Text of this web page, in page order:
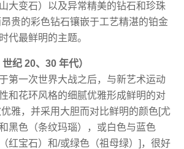
大变石）​​以及异常精美的钻石和珍珠
贵的彩色钻石镶嵌于工艺精湛的铂金
代最鲜明的主题。
纪 20、30 年代）
第一次世界大战之后，与新艺术运动
和花环风格的细腻优雅形成鲜明的对
雅，并采用大胆而对比鲜明的颜色[尤
黑色（条纹玛瑙），或白色与蓝色
红宝石）和/或绿色（祖母绿）]，很好